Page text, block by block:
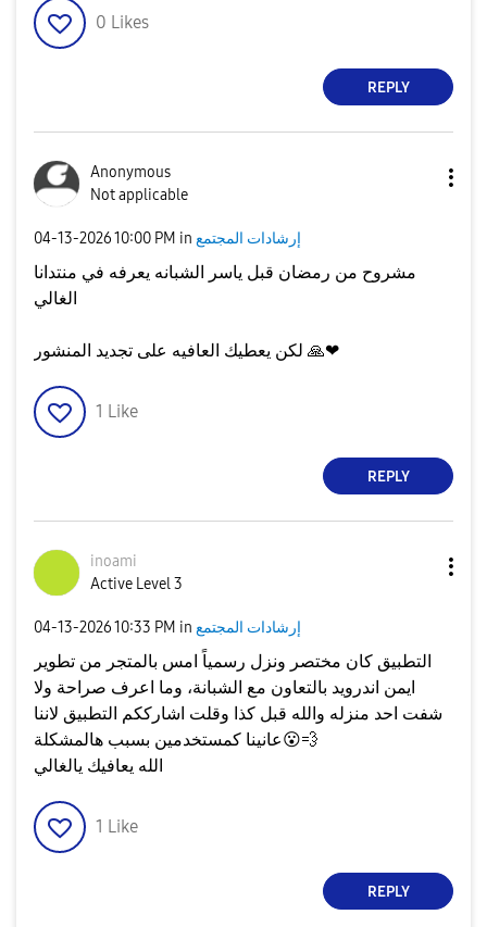
0 Likes
REPLY
Anonymous
Not applicable
‎04-13-202610:00 PM in إرشادات المجتمع
مشروح من رمضان قبل ياسر الشبانه يعرفه في منتدانا
الغالي
🙏❤
1 Like
REPLY
inoami
Active Level 3
‎04-13-202610:33 PM in إرشادات المجتمع
التطبيق كان مختصر ونزل رسمياً امس بالمتجر من تطوير
ايمن اندرويد بالتعاون مع الشبانة، وما اعرف صراحة ولا
شفت احد منزله والله قبل كذا وقلت اشارككم التطبيق لاننا
عانينا كمستخدمين بسبب هالمشكلة😮💨
الله يعافيك يالغالي
1 Like
REPLY